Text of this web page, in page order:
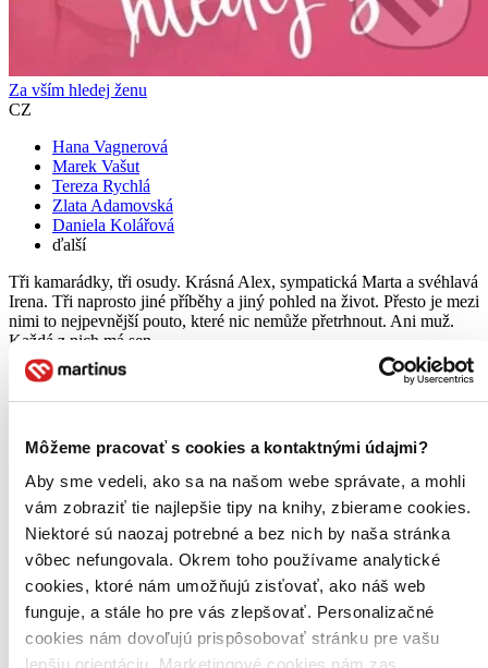
Môžeme pracovať s cookies a kontaktnými údajmi?
Aby sme vedeli, ako sa na našom webe správate, a mohli
vám zobraziť tie najlepšie tipy na knihy, zbierame cookies.
Niektoré sú naozaj potrebné a bez nich by naša stránka
vôbec nefungovala. Okrem toho používame analytické
cookies, ktoré nám umožňujú zisťovať, ako náš web
funguje, a stále ho pre vás zlepšovať. Personalizačné
cookies nám dovoľujú prispôsobovať stránku pre vašu
lepšiu orientáciu. Marketingové cookies nám zas
Za vším hledej ženu
CZ
Hana Vagnerová
Marek Vašut
Tereza Rychlá
Zlata Adamovská
Daniela Kolářová
ďalší
Tři kamarádky, tři osudy. Krásná Alex, sympatická Marta a svéhlavá
Irena. Tři naprosto jiné příběhy a jiný pohled na život. Přesto je mezi
nimi to nejpevnější pouto, které nic nemůže přetrhnout. Ani muž.
Každá z nich má sen...
DVD film
3,70 €
Tento film máme síce aktuálne na sklade, máme však už iba
posledné kusy. Ak ho chcete mať rýchlo, ponáhľajte sa!
Dodanie ďalších môže trvať dlhšie, zvyčajne do šiestich dní.
Pridať do zoznamu
Vložiť do košíka